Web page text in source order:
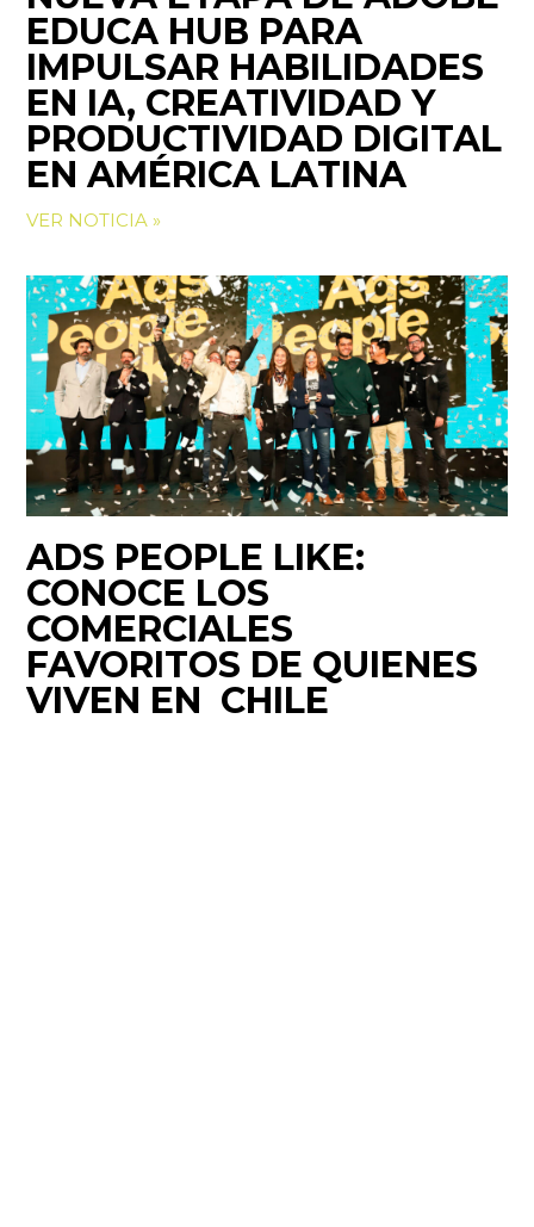
EDUCA HUB PARA
IMPULSAR HABILIDADES
EN IA, CREATIVIDAD Y
PRODUCTIVIDAD DIGITAL
EN AMÉRICA LATINA
VER NOTICIA »
ADS PEOPLE LIKE:
CONOCE LOS
COMERCIALES
FAVORITOS DE QUIENES
VIVEN EN CHILE